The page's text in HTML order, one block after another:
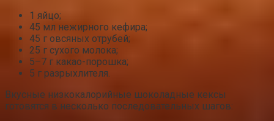
1 яйцо;
45 мл нежирного кефира;
45 г овсяных отрубей;
25 г сухого молока;
5–7 г какао-порошка;
5 г разрыхлителя.
Вкусные низкокалорийные шоколадные кексы
готовятся в несколько последовательных шагов: